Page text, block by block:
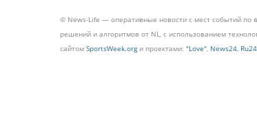
© News-Life — оперативные новости с мест событий по
решений и алгоритмов от NL, с использованием
сайтом SportsWeek.orgи проектами: "Love", News24,